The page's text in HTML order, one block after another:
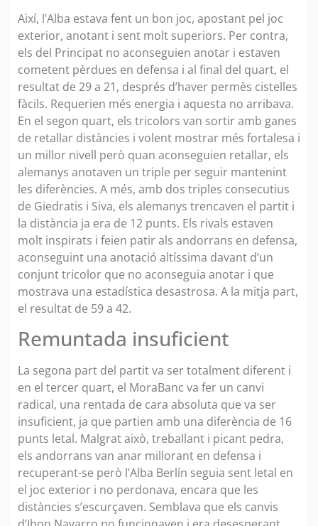
Així, l’Alba estava fent un bon joc, apostant pel joc
exterior, anotant i sent molt superiors. Per contra,
els del Principat no aconseguien anotar i estaven
cometent pèrdues en defensa i al final del quart, el
resultat de 29 a 21, després d’haver permès cistelles
fàcils. Requerien més energia i aquesta no arribava.
En el segon quart, els tricolors van sortir amb ganes
de retallar distàncies i volent mostrar més fortalesa i
un millor nivell però quan aconseguien retallar, els
alemanys anotaven un triple per seguir mantenint
les diferències. A més, amb dos triples consecutius
de Giedratis i Siva, els alemanys trencaven el partit i
la distància ja era de 12 punts. Els rivals estaven
molt inspirats i feien patir als andorrans en defensa,
aconseguint una anotació altíssima davant d’un
conjunt tricolor que no aconseguia anotar i que
mostrava una estadística desastrosa. A la mitja part,
el resultat de 59 a 42.
Remuntada insuficient
La segona part del partit va ser totalment diferent i
en el tercer quart, el MoraBanc va fer un canvi
radical, una rentada de cara absoluta que va ser
insuficient, ja que partien amb una diferència de 16
punts letal. Malgrat això, treballant i picant pedra,
els andorrans van anar millorant en defensa i
recuperant-se però l’Alba Berlín seguia sent letal en
el joc exterior i no perdonava, encara que les
distàncies s’escurçaven. Semblava que els canvis